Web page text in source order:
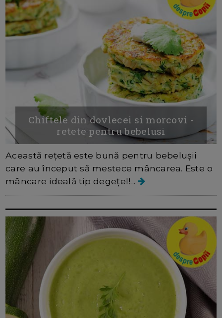
Chiftele din dovlecei si morcovi -
retete pentru bebelusi
Această rețetă este bună pentru bebelușii
care au început să mestece mâncarea. Este o
mâncare ideală tip degețel!...